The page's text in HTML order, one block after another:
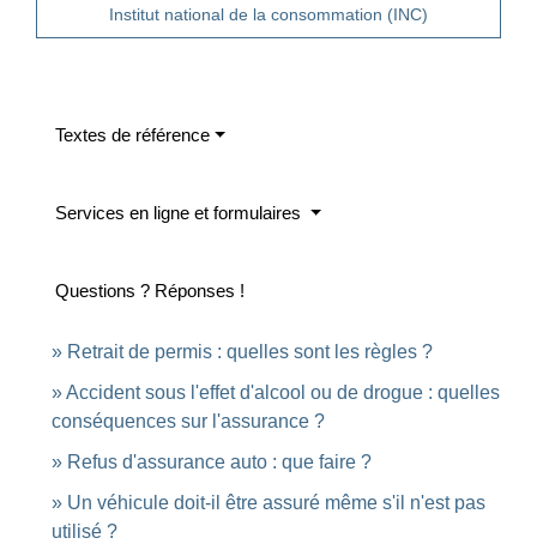
Institut national de la consommation (INC)
Textes de référence
Services en ligne et formulaires
Questions ? Réponses !
Retrait de permis : quelles sont les règles ?
Accident sous l'effet d'alcool ou de drogue : quelles
conséquences sur l'assurance ?
Refus d'assurance auto : que faire ?
Un véhicule doit-il être assuré même s'il n'est pas
utilisé ?